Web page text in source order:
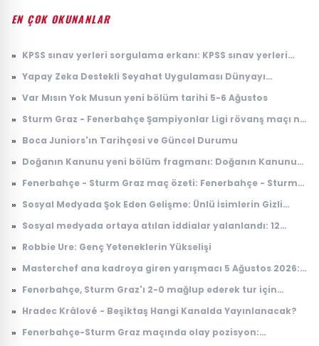
EN ÇOK OKUNANLAR
» KPSS sınav yerleri sorgulama erkanı: KPSS sınav yerleri
» Yapay Zeka Destekli Seyahat Uygulaması Dünyayı
» Var Mısın Yok Musun yeni bölüm tarihi 5-6 Ağustos
» Sturm Graz - Fenerbahçe Şampiyonlar Ligi rövanş maçı ne
» Boca Juniors'ın Tarihçesi ve Güncel Durumu
» Doğanın Kanunu yeni bölüm fragmanı: Doğanın Kanunu
yayınlanacak?
» Fenerbahçe - Sturm Graz maç özeti: Fenerbahçe - Sturm
» Sosyal Medyada Şok Eden Gelişme: Ünlü İsimlerin Gizli
» Sosyal medyada ortaya atılan iddialar yalanlandı: 12
» Robbie Ure: Genç Yeteneklerin Yükselişi
» Masterchef ana kadroya giren yarışmacı 5 Ağustos 2026:
» Fenerbahçe, Sturm Graz'ı 2-0 mağlup ederek tur için
» Hradec Králové - Beşiktaş Hangi Kanalda Yayınlanacak?
» Fenerbahçe-Sturm Graz maçında olay pozisyon: